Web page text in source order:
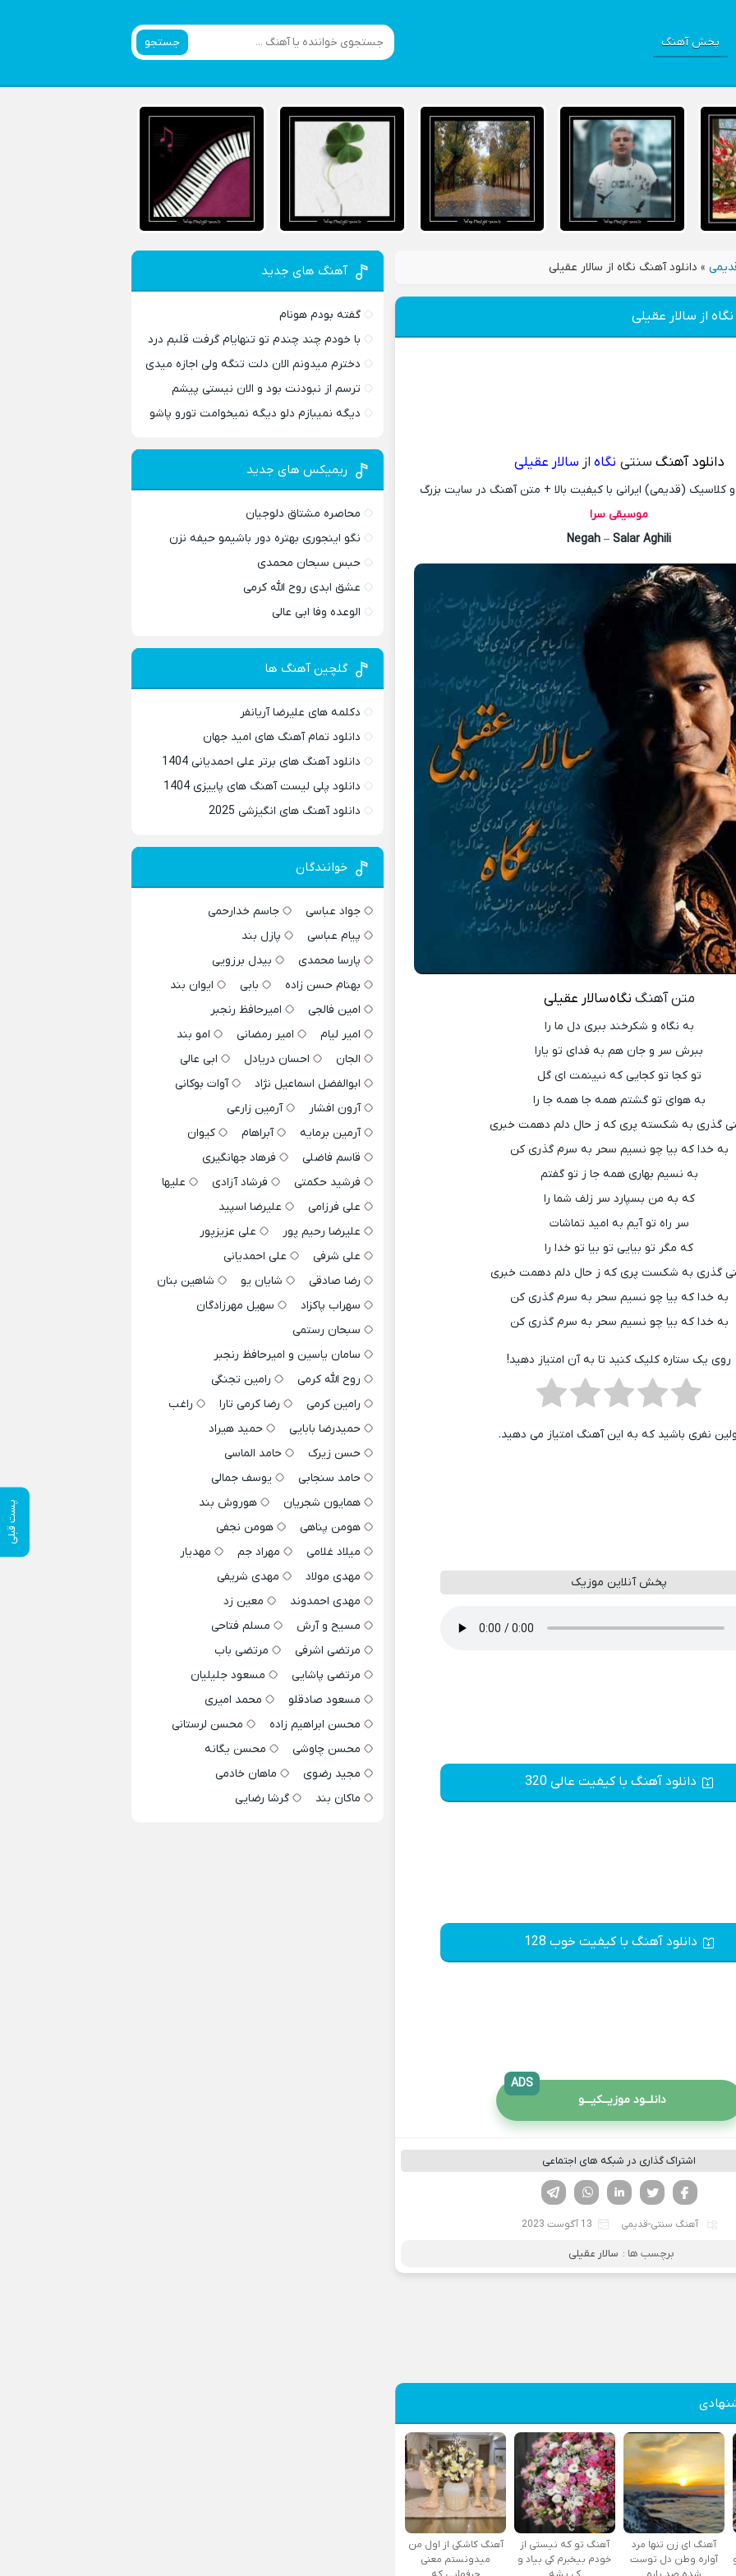
پخش آهنگ جستجو
» دانلود آهنگ نگاه از سالار عقیلی
پست قبلی
از سالار عقیلی
دانلود آهنگ سنتی نگاه از سالار عقیلی
(قدیمی) ایرانی با کیفیت بالا + متن آهنگ در سایت بزرگ
موسیقی سرا
Negah –Salar Aghili
متن آهنگ نگاهسالار عقیلی
به نگاه و شکرخند ببری دل ما را
ببرش سر و جان هم به فدای تو یارا
تو کجا تو کجایی که نبینمت ای گل
به هوای تو گشتم همه جا همه جا را
گذری به شکسته پری که ز حال دلم دهمت خبری
به خدا که بیا چو نسیم سحر به سرم گذری کن
به نسیم بهاری همه جا ز تو گفتم
که به من بسپارد سر زلف شما را
سر راه تو آیم به امید تماشات
که مگر تو بیایی تو بیا تو خدا را
گذری به شکست پری که ز حال دلم دهمت خبری
به خدا که بیا چو نسیم سحر به سرم گذری کن
به خدا که بیا چو نسیم سحر به سرم گذری کن
روی یک ستاره کلیک کنید تا به آن امتیاز دهید!
نفری باشید که به این آهنگ امتیاز می دهید.
پخش آنلاین موزیک
دانلود آهنگ با کیفیت عالی 320
دانلود آهنگ با کیفیت خوب 128
دانلــود موزیــکیـــو
ADS
اشتراک گذاری در شبکه های اجتماعی
لینکدین تویتر
فیسوک
آهنگ سنتی-قدیمی 13 آگوست 2023
برچسب ها : سالار عقیلی
آهنگ ای زن تنها مرد
آواره وطن دل توست
آهنگ تو که نیستی از
خودم بیخبرم کی بیاد و
آهنگ کاشکی از اول من
میدونستم معنی
آهنگ های جدید
گفته بودم هونام
با خودم چند چندم تو تنهایام گرفت قلبم درد
دخترم میدونم الان دلت تنگه ولی اجازه میدی
ترسم از نبودنت بود و الان نیستی پیشم
دیگه نمیبازم دلو دیگه نمیخوامت تورو پاشو
ریمیکس های جدید
محاصره مشتاق دلوجیان
نگو اینجوری بهتره دور باشیمو حیفه نزن
حبس سبحان محمدی
عشق ابدی روح الله کرمی
الوعده وفا ابی عالی
گلچین آهنگ ها
دکلمه های علیرضا آریانفر
دانلود تمام آهنگ های امید جهان
دانلود آهنگ های برتر علی احمدیانی 1404
دانلود پلی لیست آهنگ های پاییزی 1404
دانلود آهنگ های انگیزشی 2025
خوانندگان
جواد عباسی
جاسم خدارحمی
پیام عباسی
پازل بند
پارسا محمدی
بیدل برزویی
بهنام حسن زاده
بابی
ایوان بند
امین فالجی
امیرحافظ رنجبر
امیر لیام
امیر رمضانی
امو بند
الجان
احسان دریادل
ابی عالی
ابوالفضل اسماعیل نژاد
آوات بوکانی
آرون افشار
آرمین زارعی
آرمین برمایه
آبراهام
کیوان
قاسم فاضلی
فرهاد جهانگیری
فرشید حکمتی
فرشاد آزادی
علیها
علی فرزامی
علیرضا اسپید
علیرضا رحیم پور
علی عزیزپور
علی شرفی
علی احمدیانی
رضا صادقی
شایان یو
شاهین بنان
سهراب پاکزاد
سهیل مهرزادگان
سبحان رستمی
سامان یاسین و امیرحافظ رنجبر
روح الله کرمی
رامین تجنگی
رامین کرمی
رضا کرمی تارا
راغب
حمیدرضا بابایی
حمید هیراد
حسن زیرک
حامد الماسی
حامد سنجابی
یوسف جمالی
همایون شجریان
هوروش بند
هومن پناهی
هومن نجفی
میلاد غلامی
مهراد جم
مهدیار
مهدی مولاد
مهدی شریفی
مهدی احمدوند
معین زد
مسیح و آرش
مسلم فتاحی
مرتضی اشرفی
مرتضی باب
مرتضی پاشایی
مسعود جلیلیان
مسعود صادقلو
محمد امیری
محسن ابراهیم زاده
محسن لرستانی
محسن چاوشی
محسن یگانه
مجید رضوی
ماهان خادمی
ماکان بند
گرشا رضایی